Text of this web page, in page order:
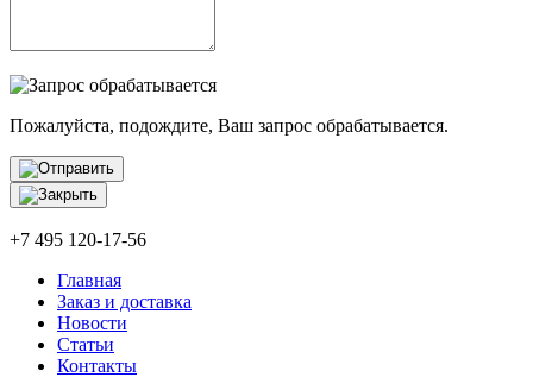
Пожалуйста, подождите, Ваш запрос обрабатывается.
+7 495 120-17-56
Главная
Заказ и доставка
Новости
Статьи
Контакты